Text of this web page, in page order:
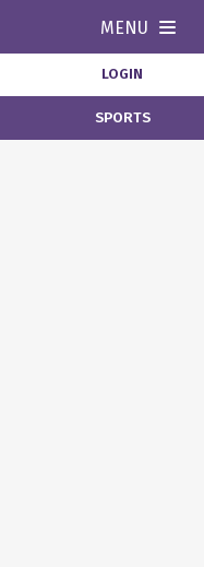
MENU
LOGIN
SPORTS